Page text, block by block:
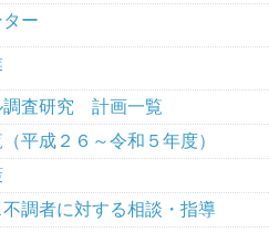
ー
調査研究 計画一覧
平成２６～令和５年度）
不調者に対する相談・指導